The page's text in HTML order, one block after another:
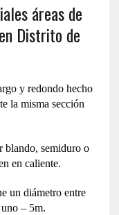
áreas de
Distrito de
y redondo hecho
la misma sección
blando, semiduro o
en caliente.
un diámetro entre
– 5m.